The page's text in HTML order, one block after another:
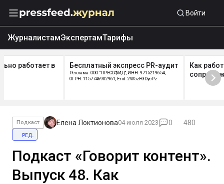
Войти
ЖурналистамЭкспертамТарифы
Бесплатный экспресс PR-аудит
Реклама: ООО "ПРЕССФИД", ИНН: 9715219654,
ОГРН: 1157746902961, Erid: 2W5zFGDycPz
Как работает отдел
сопровождения Pressfeed
Подкаст Елена Локтионова04 июля 2023 0
480
ред.
Подкаст «Говорит контент».
Выпуск 48. Как